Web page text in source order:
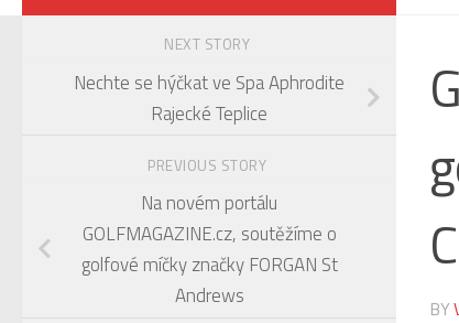
BY
NEXT STORY
Nechte se hýčkat ve Spa Aphrodite
Rajecké Teplice
PREVIOUS STORY
Na novém portálu
GOLFMAGAZINE.cz, soutěžíme o
golfové míčky značky FORGAN St
Andrews